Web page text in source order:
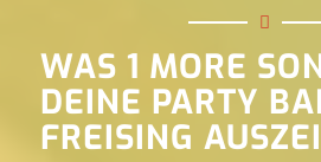
WAS 1 MORE
DEINE PARTY
FREISING